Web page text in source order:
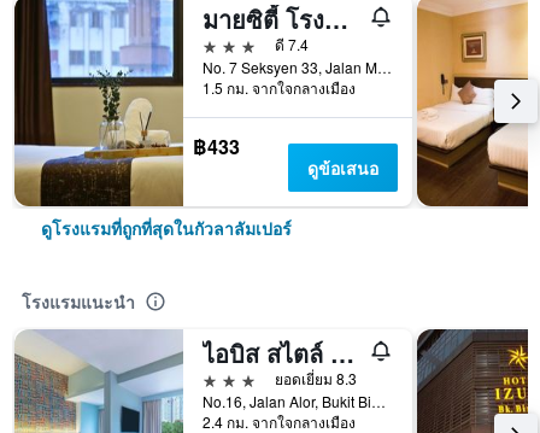
มายซิตี้ โรงแรม กัวลาลัมเปอร์
3 ดาว
ดี 7.4
No. 7 Seksyen 33, Jalan Melayu, กัวลาลัมเปอร์, มาเลเซีย
1.5 กม. จากใจกลางเมือง
฿433
ดูข้อเสนอ
ดูโรงแรมที่ถูกที่สุดในกัวลาลัมเปอร์
โรงแรมแนะนำ
ไอบิส สไตล์ กัวลาลัมเปอร์ บูกิตบินตัง
3 ดาว
ยอดเยี่ยม 8.3
No.16, Jalan Alor, Bukit Bintang, กัวลาลัมเปอร์, มาเลเซีย
2.4 กม. จากใจกลางเมือง